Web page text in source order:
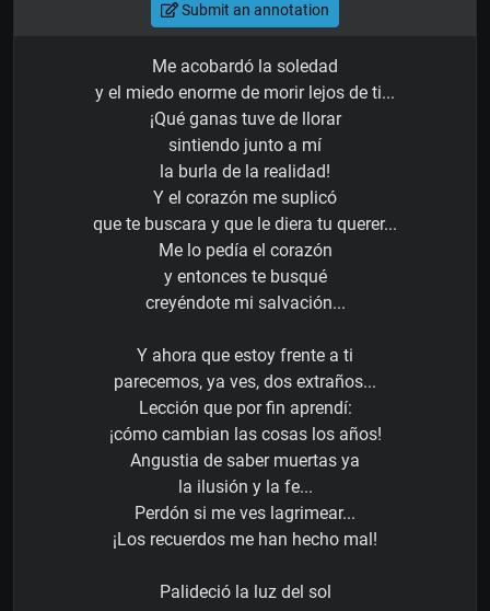
Submit an annotation
Me acobardó la soledad
y el miedo enorme de morir lejos de ti...
¡Qué ganas tuve de llorar
sintiendo junto a mí
la burla de la realidad!
Y el corazón me suplicó
que te buscara y que le diera tu querer...
Me lo pedía el corazón
y entonces te busqué
creyéndote mi salvación...
Y ahora que estoy frente a ti
parecemos, ya ves, dos extraños...
Lección que por fin aprendí:
¡cómo cambian las cosas los años!
Angustia de saber muertas ya
la ilusión y la fe...
Perdón si me ves lagrimear...
¡Los recuerdos me han hecho mal!
Palideció la luz del sol